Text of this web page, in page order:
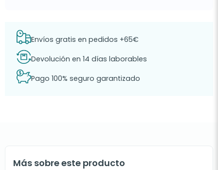
Envíos gratis en pedidos +65€
Devolución en 14 días laborables
Pago 100% seguro garantizado
Más sobre este producto